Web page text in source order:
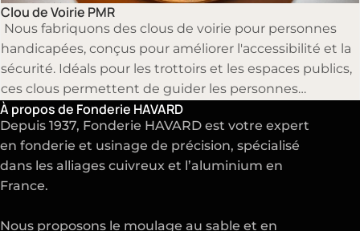
Clous de voirie
Clou de Voirie PMR
Nous fabriquons des clous de voirie pour personnes
handicapées, conçus pour améliorer l'accessibilité et la
sécurité. Idéals pour les trottoirs et les espaces publics,
ces clous permettent de guider les personnes
malvoyantes et facilitent leurs déplacements.
Robustesse et visibilité garanties.
À propos de Fonderie HAVARD
Depuis 1937, Fonderie HAVARD est votre expert
en fonderie et usinage de précision, spécialisé
dans les alliages cuivreux et l’aluminium en
France.
Nous proposons le moulage au sable et en